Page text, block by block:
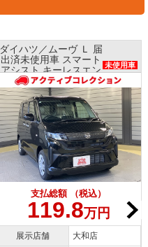
ダイハツ／ムーヴ Ｌ 届
出済未使用車 スマート
アシスト キーレスエン
トリー
未使用車
支払総額 （税込）
119.8万円
展示店舗 大和店